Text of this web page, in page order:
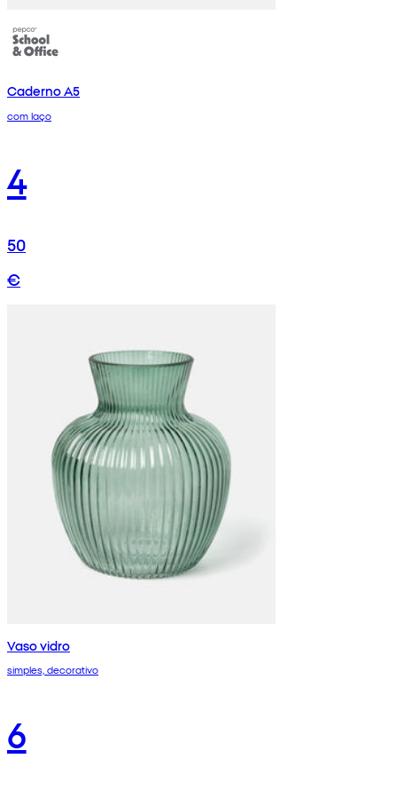
Caderno A5
com laço
4
50
€
Vaso vidro
simples, decorativo
6